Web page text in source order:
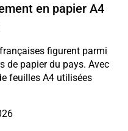
en papier A4
figurent parmi
de papier du pays. Avec
feuilles A4 utilisées